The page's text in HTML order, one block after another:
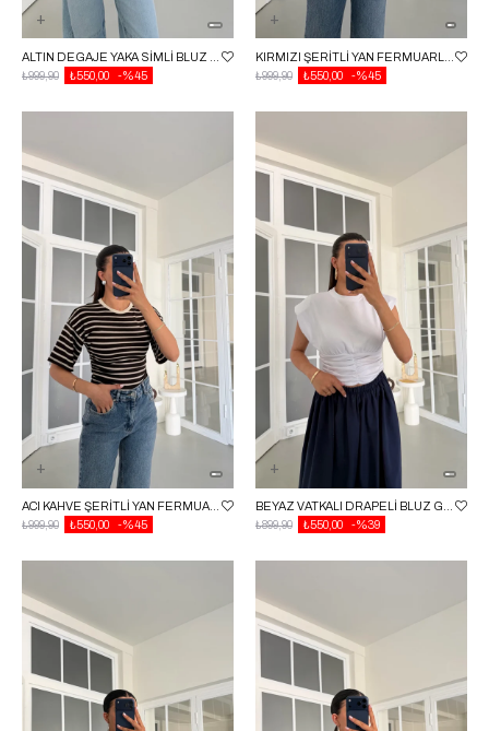
%45
₺550,00
₺999,90
%45
₺550,00
₺999,90
%45
₺550,00
₺999,90
%39
₺550,00
₺899,90